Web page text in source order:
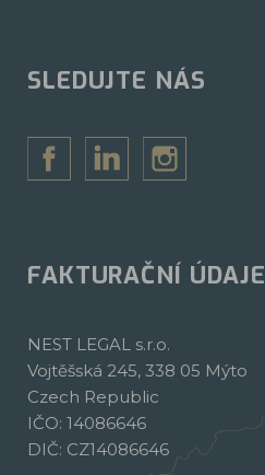
SLEDUJTE NÁS
FAKTURAČNÍ ÚDAJE
NEST LEGAL s.r.o.
Vojtěšská 245, 338 05 Mýto
Czech Republic
IČO: 14086646
DIČ: CZ14086646